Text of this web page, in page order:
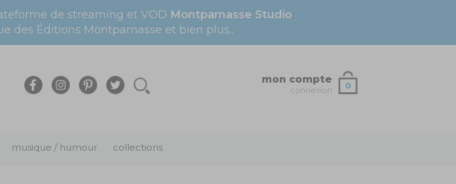
de streaming et VOD Montparnasse Studio
des Éditions Montparnasse et bien plus...
0
mon compte
connexion
musique / humour collections